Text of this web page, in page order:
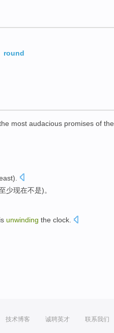
round
most audacious promises of the
).
少现在不是)。
is unwinding the clock.
技术博客 诚聘英才 联系我们